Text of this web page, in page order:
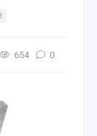
654 0